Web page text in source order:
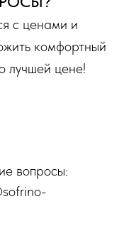
с ценами и
комфортный
лучшей цене!
вопросы: